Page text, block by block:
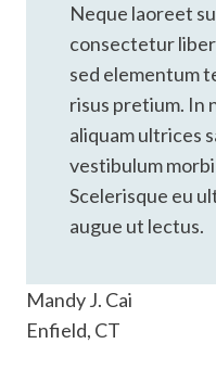
Neque laoreet
consectetur
sed elementum
risus pretium. In
aliquam ultrices
vestibulum
Scelerisque eu
augue ut lectus.
Mandy J. Cai
Enfield, CT